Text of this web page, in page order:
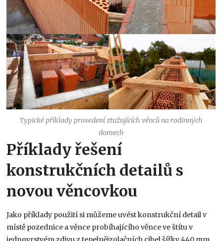
Typické příklady provedení ztužujících věnců na rodinných
domech
Příklady řešení
konstrukčních detailů s
novou věncovkou
Jako příklady použití si můžeme uvést konstrukční detail v
místě pozednice a věnce probíhajícího věnce ve štítu v